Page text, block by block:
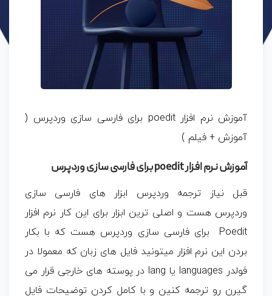
آموزش نرم افزار poedit برای فارسی سازی وردپرس (
آموزش + فیلم )
آموزش نرم افزار poedit برای فارسی سازی وردپرس
قبل نیاز ترجمه وردپرس ابزار های فارسی سازی
وردپرس هست و اصلی ترین ابزار برای این کار نرم افزار
Poedit برای فارسی سازی وردپرس هست که با بکار
بردن این نرم افزار میتونید فایل های زبان که معمولا در
فولدر languages یا lang در پوسته های خارجی قرار می
گیرن رو ترجمه کنین و با کامل کردن توضیحات فایل